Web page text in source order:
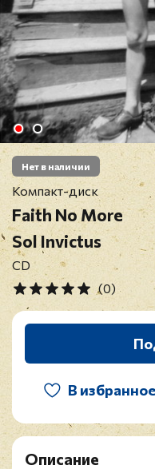
Нет в наличии
Компакт-диск
Faith No More
Sol Invictus
CD
(0)
В избранное
Описание